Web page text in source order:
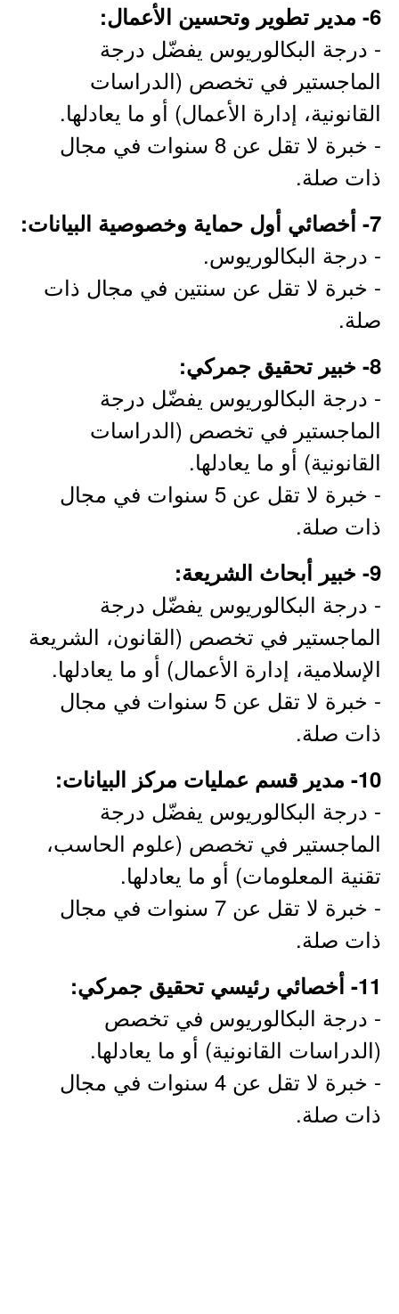
6- مدير تطوير وتحسين الأعمال:
- درجة البكالوريوس يفضّل درجة
الماجستير في تخصص (الدراسات
القانونية، إدارة الأعمال) أو ما يعادلها.
- خبرة لا تقل عن 8 سنوات في مجال
ذات صلة.
7- أخصائي أول حماية وخصوصية البيانات:
- درجة البكالوريوس.
- خبرة لا تقل عن سنتين في مجال ذات
صلة.
8- خبير تحقيق جمركي:
- درجة البكالوريوس يفضّل درجة
الماجستير في تخصص (الدراسات
القانونية) أو ما يعادلها.
- خبرة لا تقل عن 5 سنوات في مجال
ذات صلة.
9- خبير أبحاث الشريعة:
- درجة البكالوريوس يفضّل درجة
الماجستير في تخصص (القانون، الشريعة
الإسلامية، إدارة الأعمال) أو ما يعادلها.
- خبرة لا تقل عن 5 سنوات في مجال
ذات صلة.
10- مدير قسم عمليات مركز البيانات:
- درجة البكالوريوس يفضّل درجة
الماجستير في تخصص (علوم الحاسب،
تقنية المعلومات) أو ما يعادلها.
- خبرة لا تقل عن 7 سنوات في مجال
ذات صلة.
11- أخصائي رئيسي تحقيق جمركي:
- درجة البكالوريوس في تخصص
(الدراسات القانونية) أو ما يعادلها.
- خبرة لا تقل عن 4 سنوات في مجال
ذات صلة.